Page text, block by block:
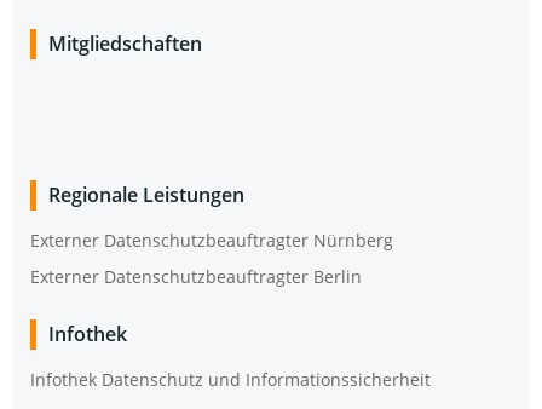
Mit­glied­schaf­ten
Regio­na­le Leistungen
Exter­ner Daten­schutz­be­auf­trag­ter Nürnberg
Exter­ner Daten­schutz­be­auf­trag­ter Berlin
Info­thek
Info­thek Daten­schutz und Informationssicherheit